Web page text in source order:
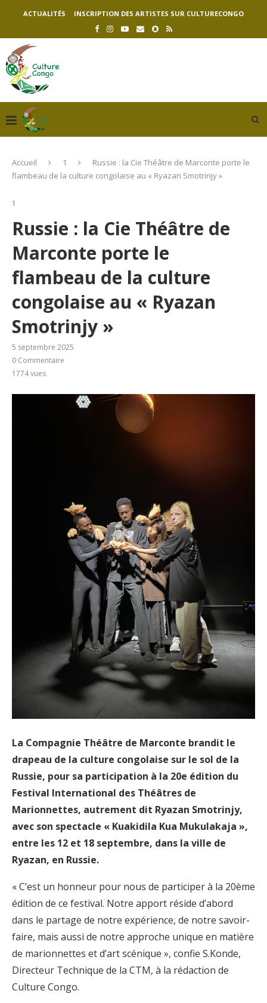
ACTUALITÉS INSCRIPTION DES ARTISTES SUR CULTURECONGO
Accueil 1
Russie : la Cie Théâtre de Marconte porte le
flambeau de la culture congolaise au « Ryazan Smotrinjy »
1
Russie : la Cie Théâtre de
Marconte porte le
flambeau de la culture
congolaise au « Ryazan
Smotrinjy »
5 septembre 2025
0 Commentaire
1774vues
La Compagnie Théâtre de Marconte brandit le
drapeau de la culture congolaise sur le sol de la
Russie, pour sa participation à la 20e édition du
Festival International des Théâtres de
Marionnettes, autrement dit Ryazan Smotrinjy,
avec son spectacle « Kuakidila Kua Mukulakaja »,
entre les 12 et 18 septembre, dans la ville de
Ryazan, en Russie.
« C’est un honneur pour nous de participer à la 20ème
édition de ce festival. Notre apport réside d’abord
dans le partage de notre expérience, de notre savoir-
faire, mais aussi de notre approche unique en matière
de marionnettes et d’art scénique », confie S.Konde,
Directeur Technique de la CTM, à la rédaction de
Culture Congo.